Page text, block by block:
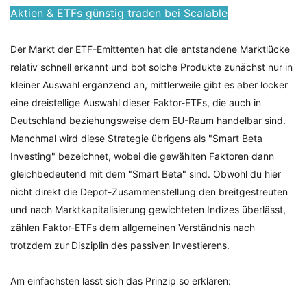
Aktien & ETFs günstig traden bei Scalable
Der Markt der ETF-Emittenten hat die entstandene Marktlücke
relativ schnell erkannt und bot solche Produkte zunächst nur in
kleiner Auswahl ergänzend an, mittlerweile gibt es aber locker
eine dreistellige Auswahl dieser Faktor-ETFs, die auch in
Deutschland beziehungsweise dem EU-Raum handelbar sind.
Manchmal wird diese Strategie übrigens als "Smart Beta
Investing" bezeichnet, wobei die gewählten Faktoren dann
gleichbedeutend mit dem "Smart Beta" sind. Obwohl du hier
nicht direkt die Depot-Zusammenstellung den breitgestreuten
und nach Marktkapitalisierung gewichteten Indizes überlässt,
zählen Faktor-ETFs dem allgemeinen Verständnis nach
trotzdem zur Disziplin des passiven Investierens.
Am einfachsten lässt sich das Prinzip so erklären: